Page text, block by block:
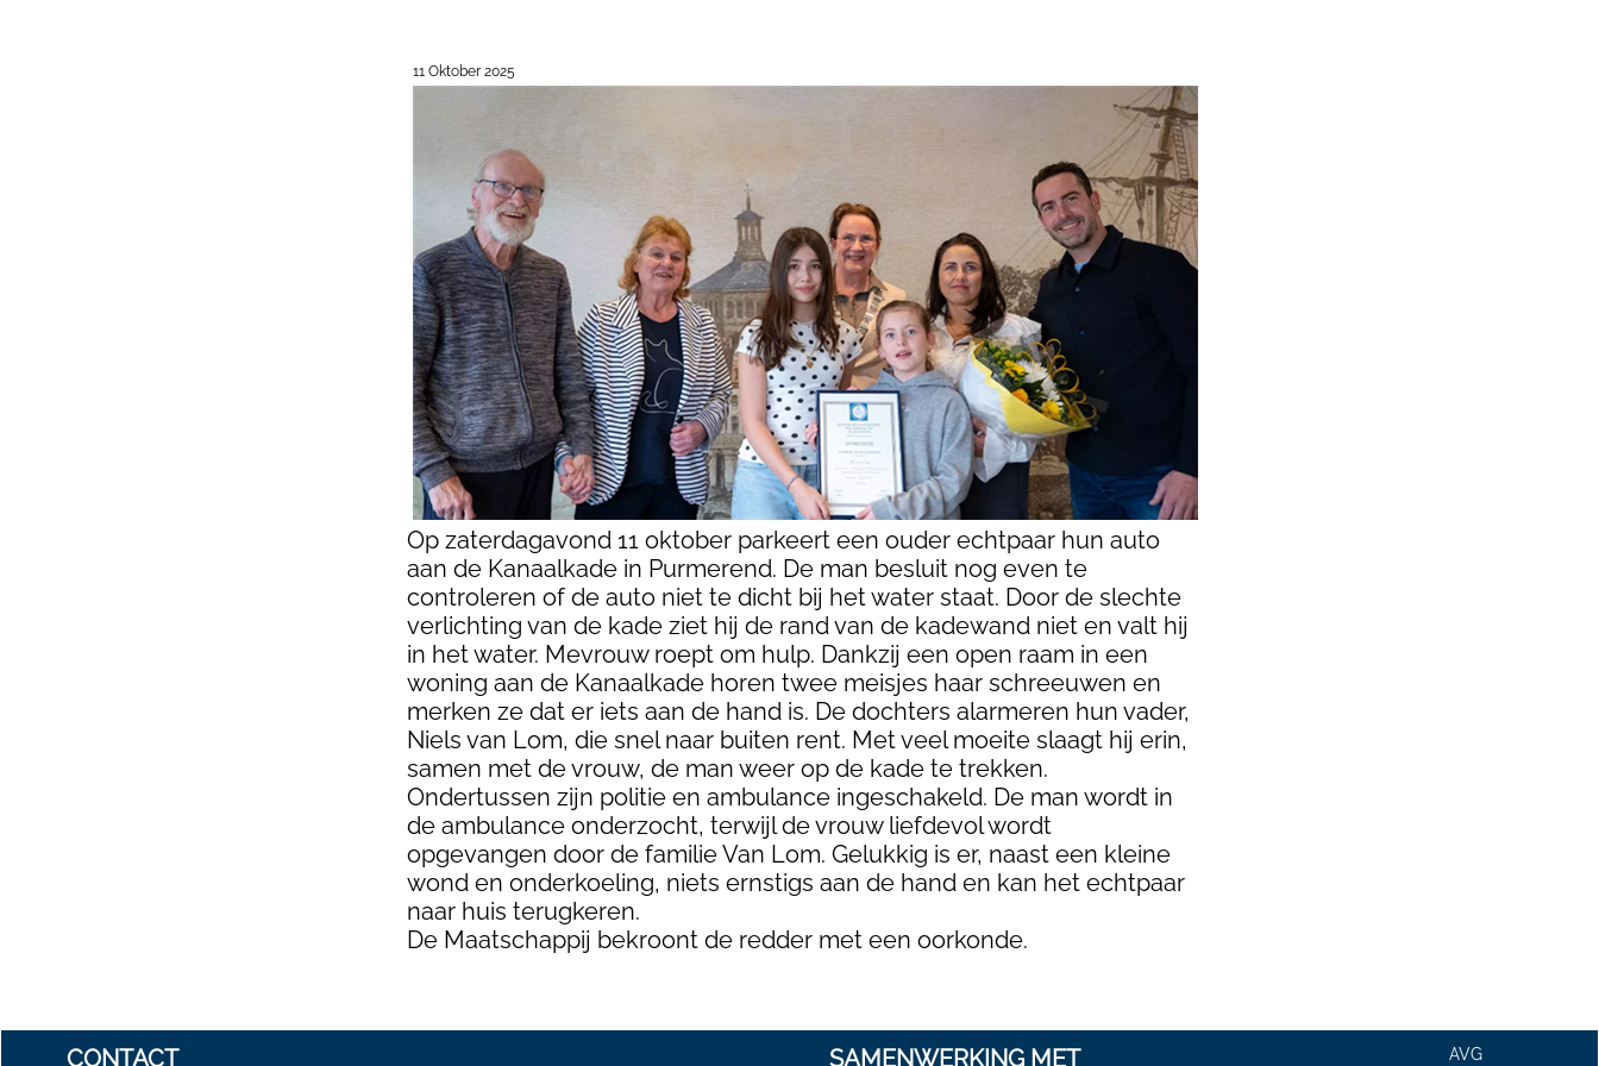
11 Oktober 2025
Op zaterdagavond 11 oktober parkeert een ouder echtpaar hun auto
aan de Kanaalkade in Purmerend. De man besluit nog even te
controleren of de auto niet te dicht bij het water staat. Door de slechte
verlichting van de kade ziet hij de rand van de kadewand niet en valt hij
in het water. Mevrouw roept om hulp. Dankzij een open raam in een
woning aan de Kanaalkade horen twee meisjes haar schreeuwen en
merken ze dat er iets aan de hand is. De dochters alarmeren hun vader,
Niels van Lom, die snel naar buiten rent. Met veel moeite slaagt hij erin,
samen met de vrouw, de man weer op de kade te trekken.
Ondertussen zijn politie en ambulance ingeschakeld. De man wordt in
de ambulance onderzocht, terwijl de vrouw liefdevol wordt
opgevangen door de familie Van Lom. Gelukkig is er, naast een kleine
wond en onderkoeling, niets ernstigs aan de hand en kan het echtpaar
naar huis terugkeren.
De Maatschappij bekroont de redder met een oorkonde.
CONTACT SAMENWERKING MET AVG